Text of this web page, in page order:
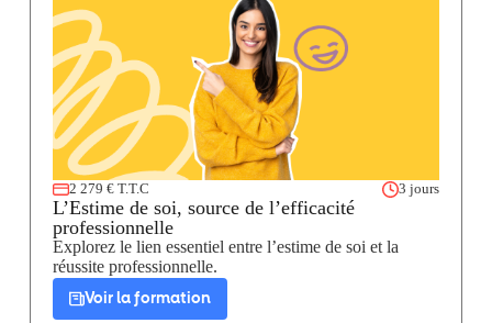
2 279 € T.T.C 3 jours
L’Estime de soi, source de l’efficacité
professionnelle
Explorez le lien essentiel entre l’estime de soi et la
réussite professionnelle.
Voir la formation